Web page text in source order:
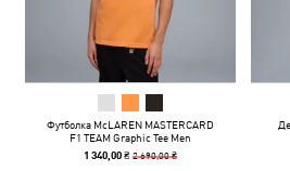
Футболка McLAREN MASTERCARD
F1 TEAM Graphic Tee Men
1 340,00 ₴2 690,00 ₴